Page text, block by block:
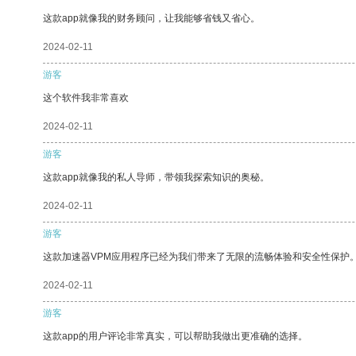
这款app就像我的财务顾问，让我能够省钱又省心。
2024-02-11
游客
这个软件我非常喜欢
2024-02-11
游客
这款app就像我的私人导师，带领我探索知识的奥秘。
2024-02-11
游客
这款加速器VPM应用程序已经为我们带来了无限的流畅体验和安全性保护
2024-02-11
游客
这款app的用户评论非常真实，可以帮助我做出更准确的选择。